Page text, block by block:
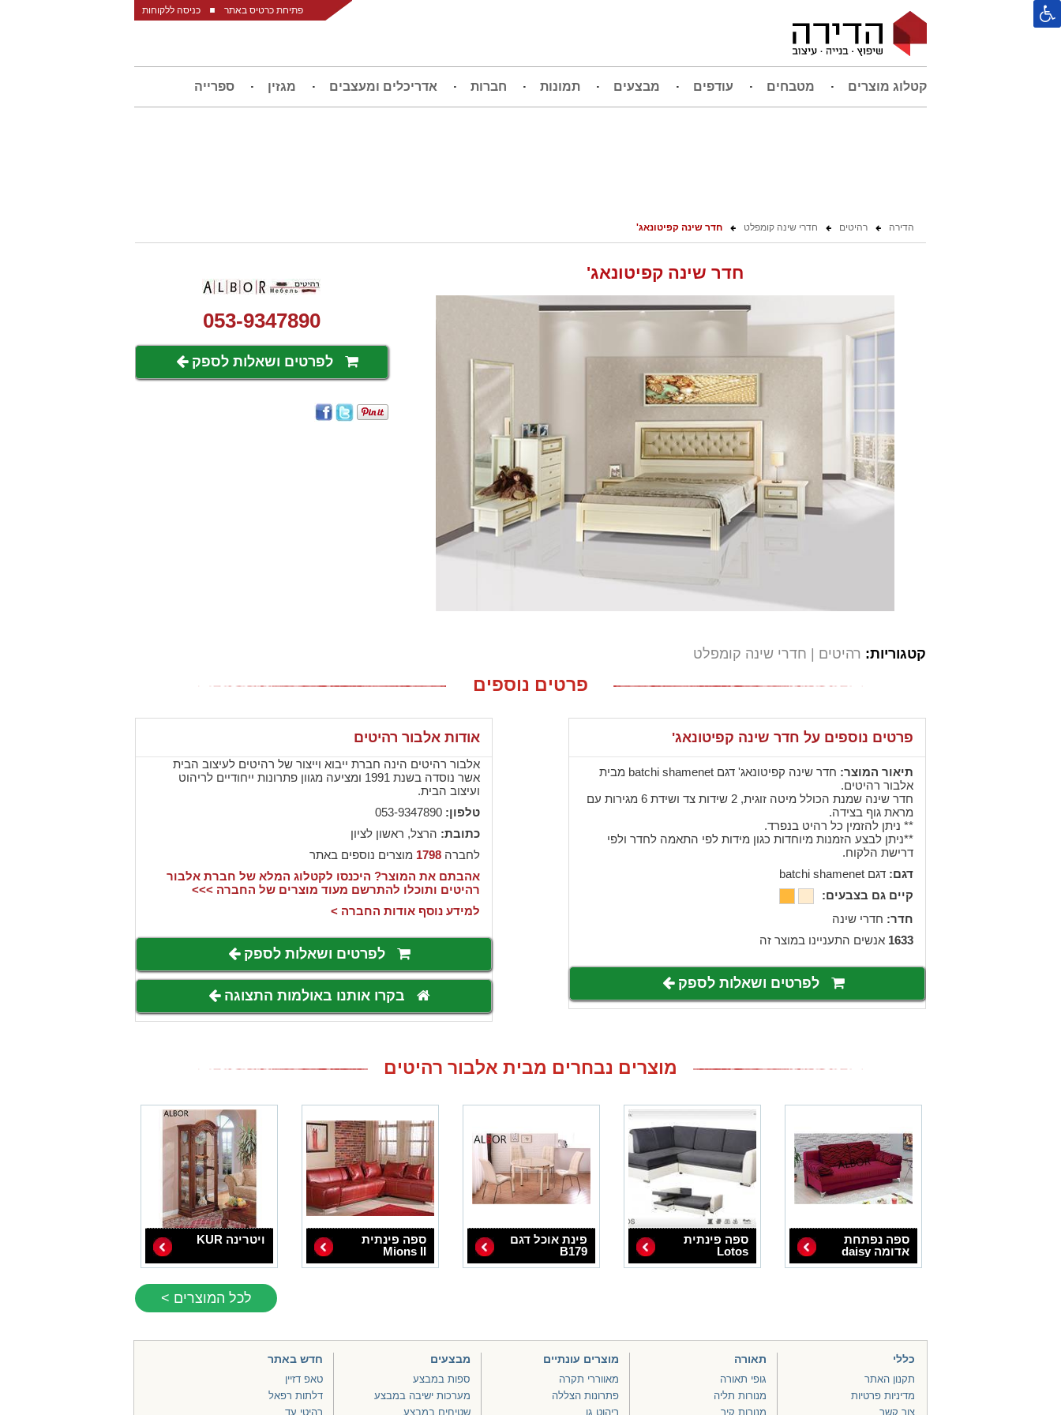
פתיחת כרטיס באתר כניסה ללקוחות
קטלוג מוצרים מטבחים עודפים מבצעים תמונות חברות אדריכלים ומעצבים מגזין ספרייה
הדירה רהיטים חדרי שינה קומפלט חדר שינה קפיטונאג'
חדר שינה קפיטונאג'
053-9347890
לפרטים ושאלות לספק
קטגוריות: רהיטים חדרי שינה קומפלט
פרטים נוספים
פרטים נוספים על חדר שינה קפיטונאג'
תיאור המוצר:
חדר שינה קפיטונאג' דגם batchi shamenet מבית
אלבור רהיטים.
חדר שינה שמנת הכולל מיטה זוגית, 2 שידות צד ושידת 6 מגירות עם
מראת גוף בצידה.
** ניתן להזמין כל רהיט בנפרד.
**ניתן לבצע הזמנות מיוחדות כגון מידות לפי התאמה לחדר ולפי
דרישת הלקוח.
דגם: דגם batchi shamenet
קיים גם בצבעים:
חדר: חדרי שינה
1633 אנשים התעניינו במוצר זה
לפרטים ושאלות לספק
אודות אלבור רהיטים
אלבור רהיטים הינה חברת ייבוא וייצור של רהיטים לעיצוב הבית
אשר נוסדה בשנת 1991 ומציעה מגוון פתרונות ייחודיים לריהוט
ועיצוב הבית.
טלפון:053-9347890
כתובת: הרצל, ראשון לציון
לחברה1798 מוצרים נוספים באתר
אהבתם את המוצר? היכנסו לקטלוג המלא של חברת אלבור
רהיטים ותוכלו להתרשם מעוד מוצרים של החברה >>>
למידע נוסף אודות החברה >
לפרטים ושאלות לספק
בקרו אותנו באולמות התצוגה
מוצרים נבחרים מבית אלבור רהיטים
ספה נפתחת
אדומה daisy
ספה פינתית
Lotos
פינת אוכל דגם
B179
ספה פינתית
Mions II
ויטרינה KUR
לכל המוצרים >
כללי
תקנון האתר
מדיניות פרטיות
צור קשר
תאורה
גופי תאורה
מנורות תליה
מנורות קיר
מוצרים עונתיים
מאווררי תקרה
פתרונות הצללה
ריהוט גן
מבצעים
ספות במבצע
מערכות ישיבה במבצע
שטיחים במבצע
חדש באתר
טאפ דזיין
דלתות רפאל
רהיטי עד